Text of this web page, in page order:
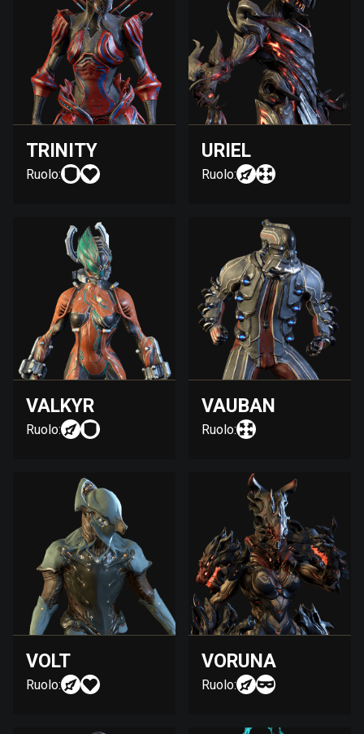
TRINITY
Ruolo:
URIEL
Ruolo:
VALKYR
Ruolo:
VAUBAN
Ruolo:
VOLT
Ruolo:
VORUNA
Ruolo: